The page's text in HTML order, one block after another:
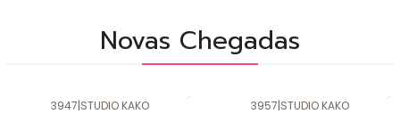
Novas Chegadas
3947|STUDIO KAKO 3957|STUDIO KAKO